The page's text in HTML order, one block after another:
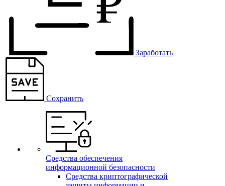
Заработать
Сохранить
Средства обеспечения
информационной безопасности
Средства криптографической